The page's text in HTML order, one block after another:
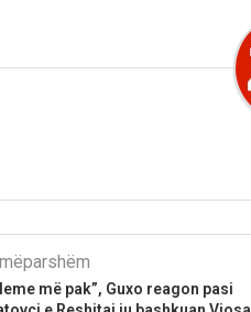
më pak”, Guxo reagon pasi